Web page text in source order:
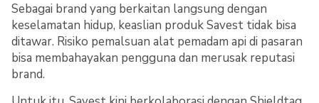
Sebagai brand yang berkaitan langsung dengan
keselamatan hidup, keaslian produk Savest tidak bisa
ditawar. Risiko pemalsuan alat pemadam api di pasaran
bisa membahayakan pengguna dan merusak reputasi
brand.